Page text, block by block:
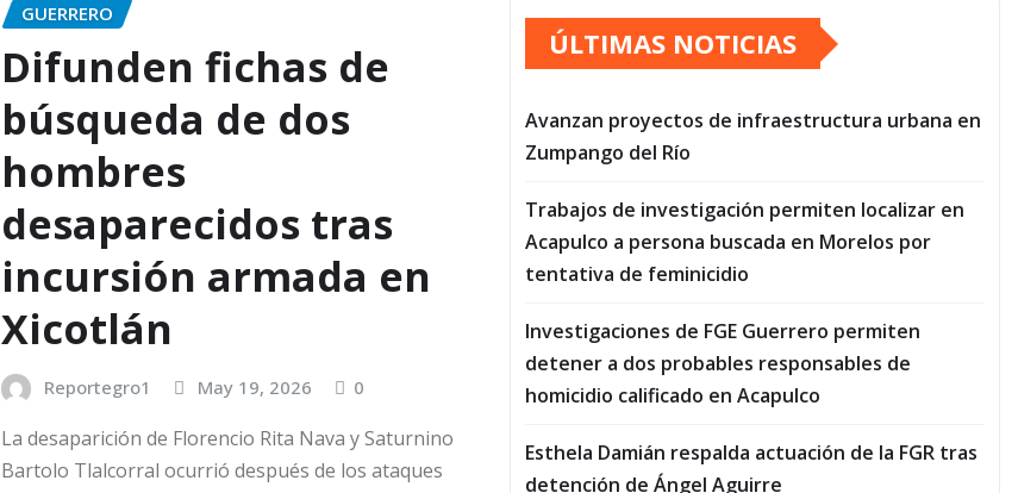
GUERRERO
Difunden fichas de
búsqueda de dos
hombres
desaparecidos tras
incursión armada en
Xicotlán
Reportegro1 May 19, 2026 0
La desaparición de Florencio Rita Nava y Saturnino
Bartolo Tlalcorral ocurrió después de los ataques
ÚLTIMAS NOTICIAS
Avanzan proyectos de infraestructura urbana en
Zumpango del Río
Trabajos de investigación permiten localizar en
Acapulco a persona buscada en Morelos por
tentativa de feminicidio
Investigaciones de FGE Guerrero permiten
detener a dos probables responsables de
homicidio calificado en Acapulco
Esthela Damián respalda actuación de la FGR tras
detención de Ángel Aguirre